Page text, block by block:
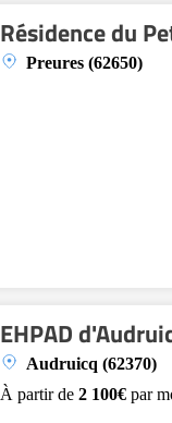
Résidence du
Preures (62650)
EHPAD
Audruicq (62370)
À partir de 2 100€ par